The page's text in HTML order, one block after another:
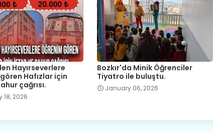
Hayırseverlere
Hafızlar için
çağrısı.
18, 2026
Bozkır'da Minik Öğrenciler
Tiyatro ile buluştu.
January 06, 2026